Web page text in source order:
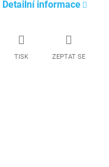
Detailní informace
TISK ZEPTAT SE